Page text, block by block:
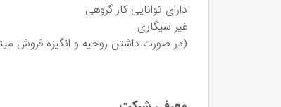
دارای توانایی کار گروهی
غیر سیگاری
(در صورت داشتن روحیه و انگیزه فروش